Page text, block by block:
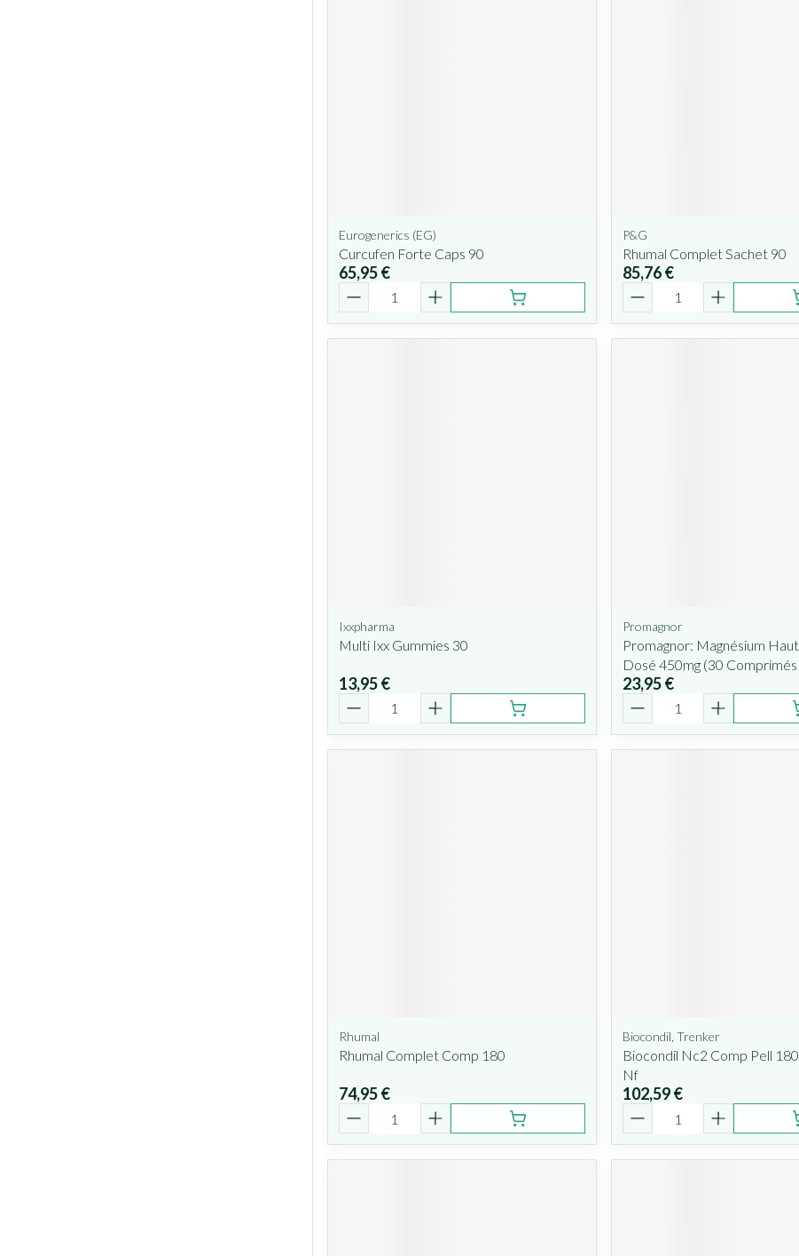
Eurogenerics (EG)
Curcufen Forte Caps 90
65,95 €
Quantité
P&G
Rhumal Complet Sachet 90
85,76 €
Quantité
Ixxpharma
Multi Ixx Gummies 30
13,95 €
Quantité
Promagnor
Promagnor: Magnésium
Dosé 450mg (30
23,95 €
Quantité
Rhumal
Rhumal Complet Comp 180
74,95 €
Quantité
Biocondil, Trenker
Biocondil Nc2 Comp Pell
Nf
102,59 €
Quantité